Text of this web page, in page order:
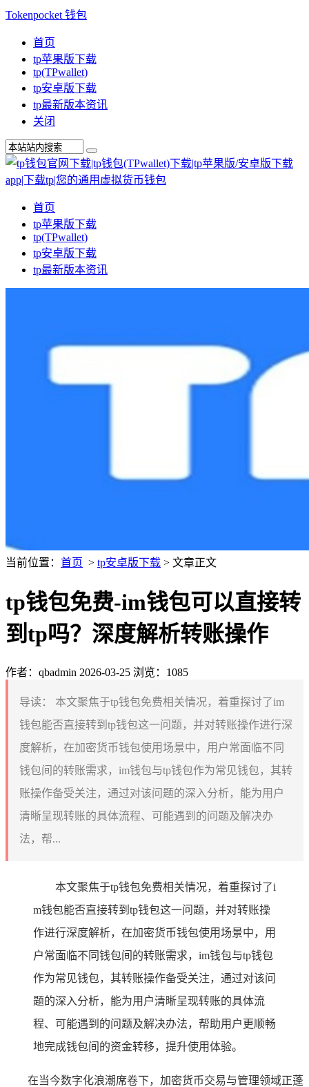
Tokenpocket 钱包
首页
tp苹果版下载
tp(TPwallet)
tp安卓版下载
tp最新版本资讯
关闭
首页
tp苹果版下载
tp(TPwallet)
tp安卓版下载
tp最新版本资讯
当前位置： 首页 > tp安卓版下载 > 文章正文
tp钱包免费-im钱包可以直接转
到tp吗？深度解析转账操作
作者：qbadmin 2026-03-25 浏览：1085
导读：
本文聚焦于tp钱包免费相关情况，着重探讨了im
钱包能否直接转到tp钱包这一问题，并对转账操作进行深
度解析，在加密货币钱包使用场景中，用户常面临不同
钱包间的转账需求，im钱包与tp钱包作为常见钱包，其转
账操作备受关注，通过对该问题的深入分析，能为用户
清晰呈现转账的具体流程、可能遇到的问题及解决办
法，帮...
本文聚焦于tp钱包免费相关情况，着重探讨了i
m钱包能否直接转到tp钱包这一问题，并对转账操
作进行深度解析，在加密货币钱包使用场景中，用
户常面临不同钱包间的转账需求，im钱包与tp钱包
作为常见钱包，其转账操作备受关注，通过对该问
题的深入分析，能为用户清晰呈现转账的具体流
程、可能遇到的问题及解决办法，帮助用户更顺畅
地完成钱包间的资金转移，提升使用体验。
在当今数字化浪潮席卷下，加密货币交易与管理领域正蓬